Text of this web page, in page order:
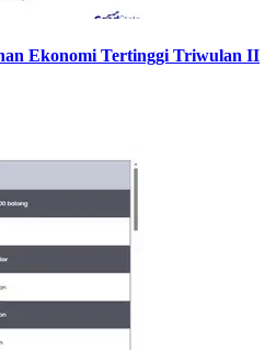
Ekonomi Tertinggi Triwulan II